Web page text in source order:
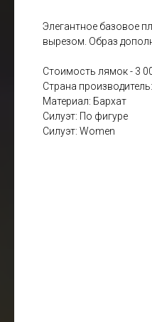
Элегантное базовое
вырезом. Образ
Стоимость лямок - 3
Страна
Материал: Бархат
Силуэт: По фигуре
Силуэт: Women